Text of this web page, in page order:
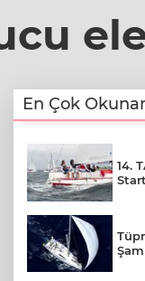
En Çok
14.